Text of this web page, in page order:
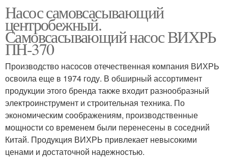
Насос самовсасывающий
центробежный.
Самовсасывающий насос ВИХРЬ
ПН-370
Производство насосов отечественная компания ВИХРЬ
освоила еще в 1974 году. В обширный ассортимент
продукции этого бренда также входит разнообразный
электроинструмент и строительная техника. По
экономическим соображениям, производственные
мощности со временем были перенесены в соседний
Китай. Продукция ВИХРЬ привлекает невысокими
ценами и достаточной надежностью.